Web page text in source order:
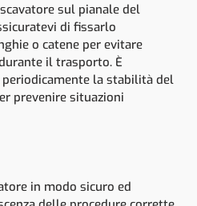
sul pianale del
di fissarlo
o catene per evitare
il trasporto. È
la stabilità del
prevenire situazioni
in modo sicuro ed